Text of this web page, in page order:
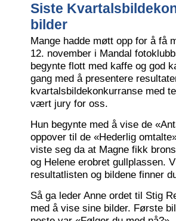
Siste
bilder
Mange hadde møtt opp for å få
12. november i Mandal
begynte flott med kaffe og god
gang med å presentere
kvartalsbildekonkurranse med
vært jury for oss.
Hun begynte med å vise de
oppover til de «Hederlig
viste seg da at Magne fikk
og Helene erobret gullplassen.
resultatlisten og bildene finner
Så ga leder Anne ordet til Stig
med å vise sine bilder. Første